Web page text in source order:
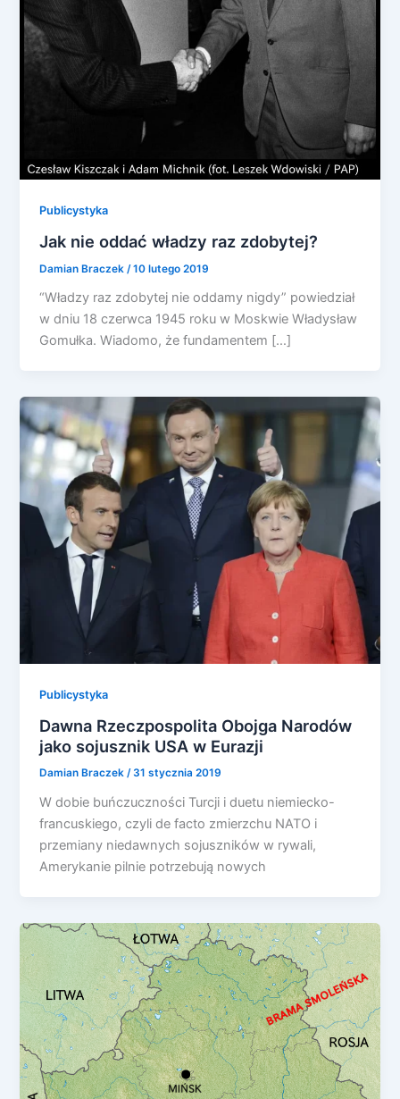
Publicystyka
Jak nie oddać władzy raz zdobytej?
Damian Braczek /10 lutego 2019
“Władzy raz zdobytej nie oddamy nigdy” powiedział
w dniu 18 czerwca 1945 roku w Moskwie Władysław
Gomułka. Wiadomo, że fundamentem […]
Publicystyka
Dawna Rzeczpospolita Obojga Narodów
jako sojusznik USA w Eurazji
Damian Braczek/31 stycznia 2019
W dobie buńczuczności Turcji i duetu niemiecko-
francuskiego, czyli de facto zmierzchu NATO i
przemiany niedawnych sojuszników w rywali,
Amerykanie pilnie potrzebują nowych